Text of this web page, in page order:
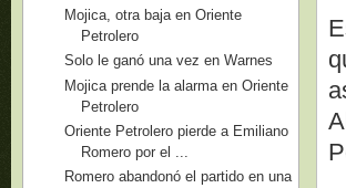
Mojica, otra baja en Oriente
Petrolero
Solo le ganó una vez en Warnes
Mojica prende la alarma en Oriente
Petrolero
Oriente Petrolero pierde a Emiliano
Romero por el ...
Romero abandonó el partido en una